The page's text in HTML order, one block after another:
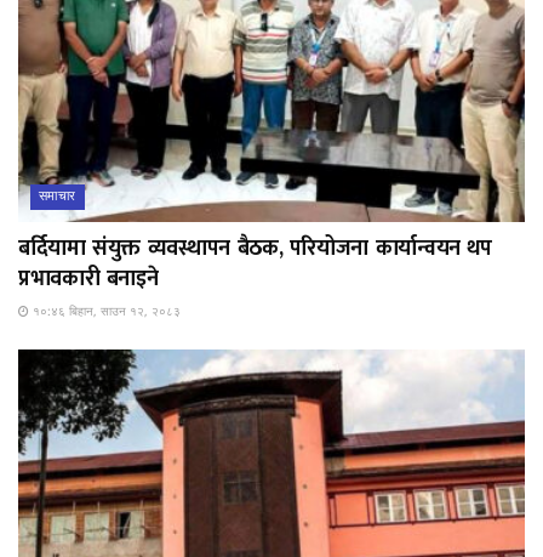
समाचार
बर्दियामा संयुक्त व्यवस्थापन बैठक, परियोजना कार्यान्वयन थप
प्रभावकारी बनाइने
१०:४६ बिहान, साउन १२, २०८३